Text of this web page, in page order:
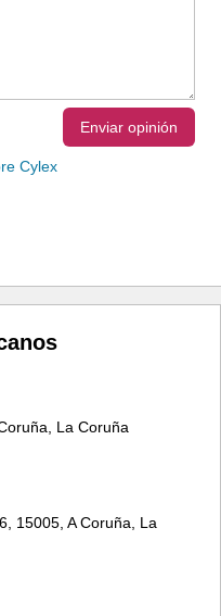
Enviar opinión
Cylex
La Coruña
15005, A Coruña, La